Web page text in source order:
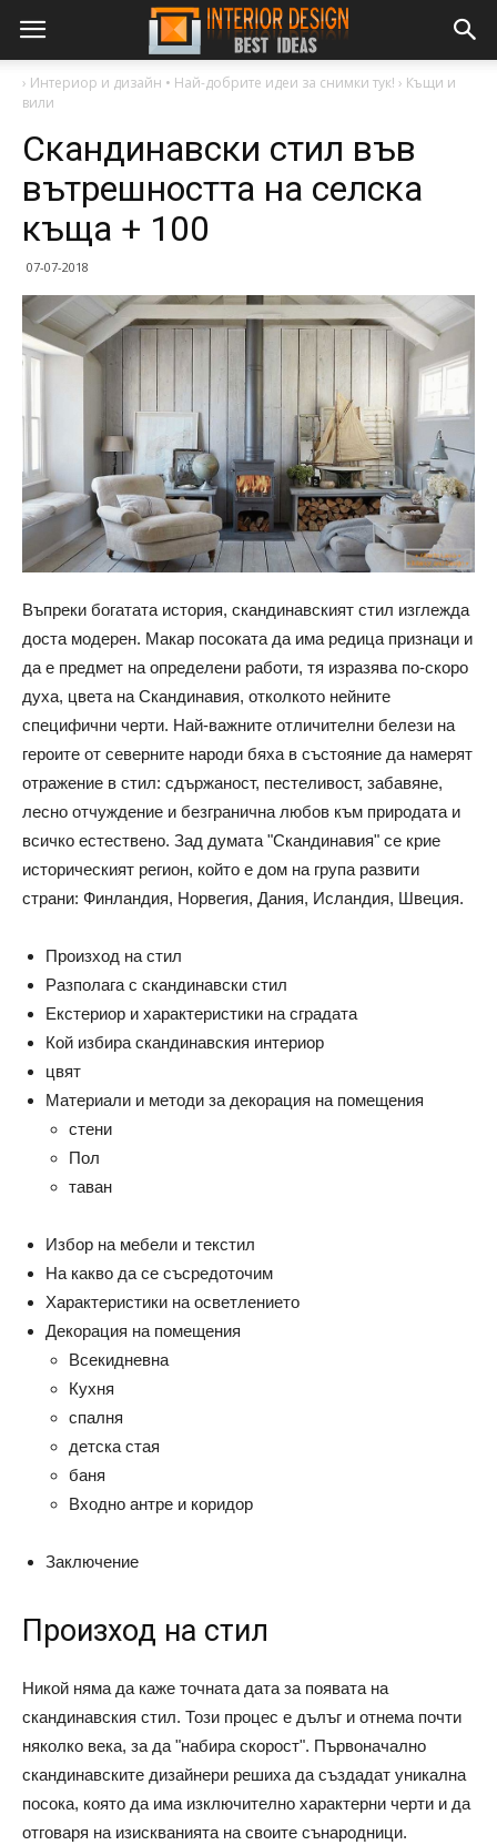
› Интериор и дизайн • Най-добрите идеи за снимки тук! › Къщи и
вили
Скандинавски стил във
вътрешността на селска
къща + 100
07-07-2018
Въпреки богатата история, скандинавският стил изглежда
доста модерен. Макар посоката да има редица признаци и
да е предмет на определени работи, тя изразява по-скоро
духа, цвета на Скандинавия, отколкото нейните
специфични черти. Най-важните отличителни белези на
героите от северните народи бяха в състояние да намерят
отражение в стил: сдържаност, пестеливост, забавяне,
лесно отчуждение и безгранична любов към природата и
всичко естествено. Зад думата "Скандинавия" се крие
историческият регион, който е дом на група развити
страни: Финландия, Норвегия, Дания, Исландия, Швеция.
Произход на стил
Разполага с скандинавски стил
Екстериор и характеристики на сградата
Кой избира скандинавския интериор
цвят
Материали и методи за декорация на помещения
стени
Пол
таван
Избор на мебели и текстил
На какво да се съсредоточим
Характеристики на осветлението
Декорация на помещения
Всекидневна
Кухня
спалня
детска стая
баня
Входно антре и коридор
Заключение
Произход на стил
Никой няма да каже точната дата за появата на
скандинавския стил. Този процес е дълъг и отнема почти
няколко века, за да "набира скорост". Първоначално
скандинавските дизайнери решиха да създадат уникална
посока, която да има изключително характерни черти и да
отговаря на изискванията на своите сънародници.